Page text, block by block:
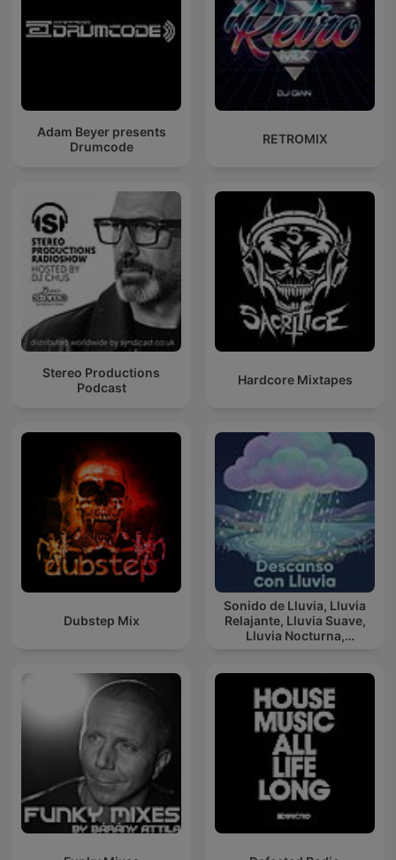
Adam Beyer presents
Drumcode
RETROMIX
Stereo Productions
Podcast
Hardcore Mixtapes
Dubstep Mix
Sonido de Lluvia, Lluvia
Relajante, Lluvia Suave,
Lluvia Nocturna,